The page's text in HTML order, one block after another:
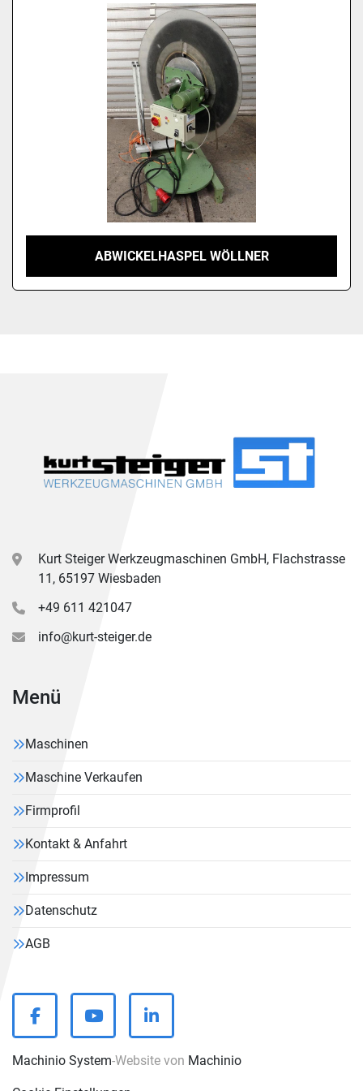
ABWICKELHASPEL WÖLLNER
Kurt Steiger Werkzeugmaschinen GmbH, Flachstrasse
11, 65197 Wiesbaden
+49 611 421047
info@kurt-steiger.de
Menü
Maschinen
Maschine Verkaufen
Firmprofil
Kontakt & Anfahrt
Impressum
Datenschutz
AGB
facebookyoutubelinkedin
Machinio System-Website von Machinio